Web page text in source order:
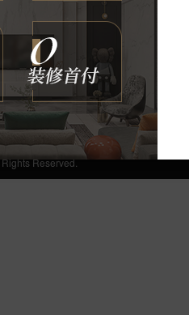
咨询我们
400-6868-692
周一至周日 24小时免费服务热线
Reserved.